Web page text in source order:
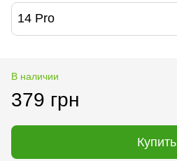
14 Pro
В наличии
379 грн
Купить